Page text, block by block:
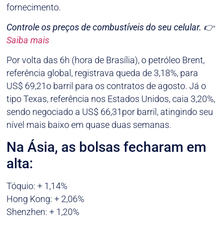
fornecimento.
Controle os preços de combustíveis do seu celular. 👉
Saiba mais
Por volta das 6h (hora de Brasília), o petróleo Brent,
referência global, registrava queda de 3,18%, para
US$ 69,21o barril para os contratos de agosto. Já o
tipo Texas, referência nos Estados Unidos, caia 3,20%,
sendo negociado a US$ 66,31por barril, atingindo seu
nível mais baixo em quase duas semanas.
Na Ásia, as bolsas fecharam em
alta:
Tóquio: + 1,14%
Hong Kong: + 2,06%
Shenzhen: + 1,20%